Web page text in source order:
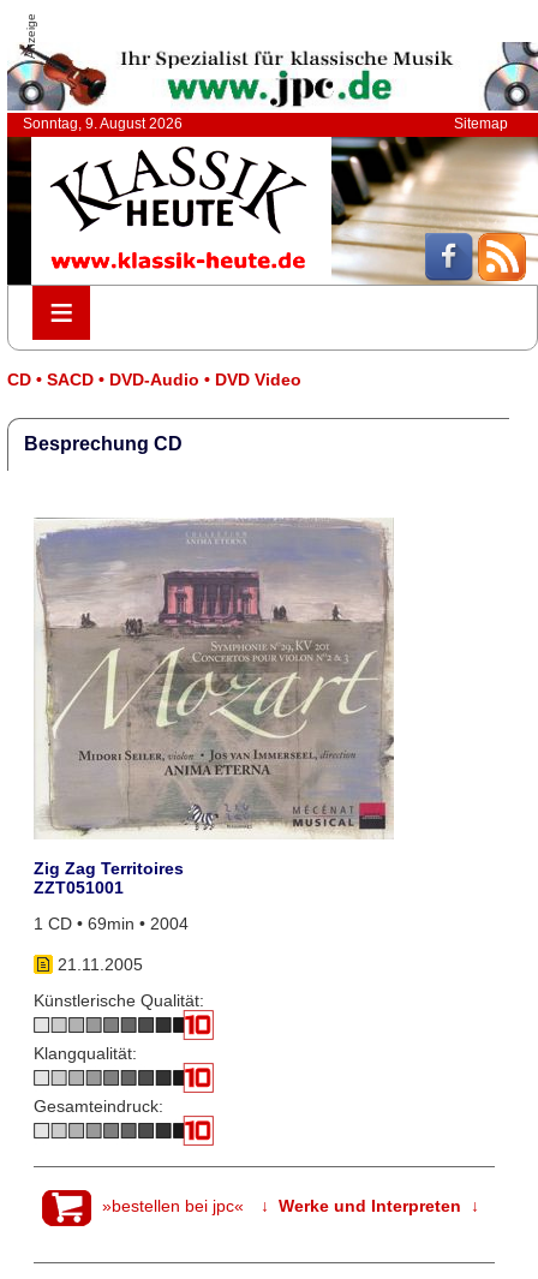
Anzeige
Sonntag, 9. August 2026 Sitemap
≡
≡
CD • SACD • DVD-Audio • DVD Video
Besprechung CD
Zig Zag Territoires
ZZT051001
1 CD • 69min • 2004
21.11.2005
Künstlerische Qualität:
Klangqualität:
Gesamteindruck:
»bestellen bei jpc« ↓ Werke und Interpreten ↓